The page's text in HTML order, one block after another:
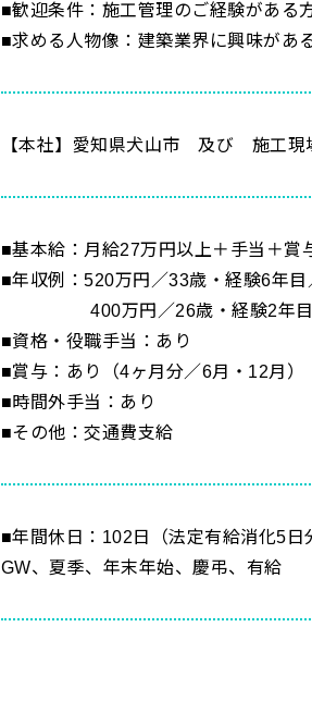
■歓迎条件：施工管理のご経験がある
■求める人物像：建築業界に興味があ
【本社】愛知県犬山市 及び 施工現
■基本給：月給27万円以上＋手当＋
■年収例：520万円／33歳・経験6年
400万円／26歳・経験2年目／
■資格・役職手当：あり
■賞与：あり（4ヶ月分／6月・12月）
■時間外手当：あり
■その他：交通費支給
■年間休日：102日（法定有給消化5
GW、夏季、年末年始、慶弔、有給